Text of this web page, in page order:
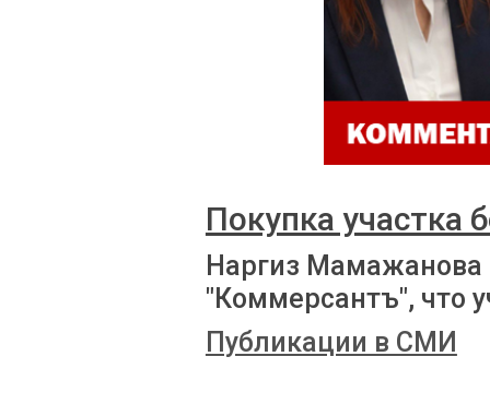
Покупка участка
Наргиз Мамажанова
"Коммерсантъ", что
Публикации в СМИ